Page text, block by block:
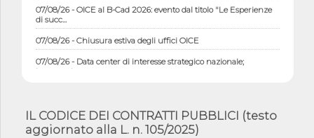
07/08/26 - OICE al B-Cad 2026: evento dal titolo "Le Esperienze
di succ...
07/08/26 - Chiusura estiva degli uffici OICE
07/08/26 - Data center di interesse strategico nazionale;
interventi pe...
07/08/26 - Ponte sullo Stretto di Messina: deliberata la
sussistenza di...
IL CODICE DEI CONTRATTI PUBBLICI (testo
aggiornato alla L. n. 105/2025)